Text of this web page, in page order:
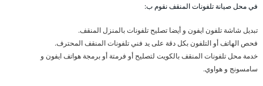
في محل صيانة تلفونات المنقف نقوم ب:
تبديل شاشة تلفون ايفون و أيضا تصليح تلفونات بالمنزل المنقف.
فحص الهاتف أو التلفون بكل دقة على يد فني تلفونات المنقف المحترف.
خدمة محل تلفونات المنقف بالكويت لتصليح أو فرمتة أو برمجة هواتف ايفون و
سامسونج و هواوي.